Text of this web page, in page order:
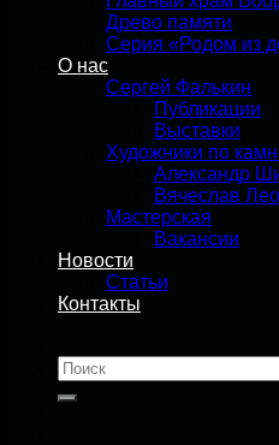
Древо памяти
Серия «Родом из
О нас
Сергей Фалькин
Публикации
Выставки
Художники по
Александр
Вячеслав
Мастерская
Вакансии
Новости
Статьи
Контакты
Искать: